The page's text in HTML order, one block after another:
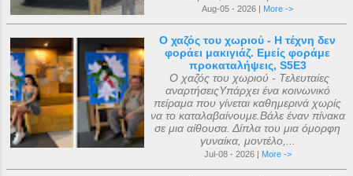
Aug-05 - 2026 | More ->
Ο χαζός του χωριού - Η τέχνη δεν
φοράει μακιγιάζ. Εμείς φοράμε
προκαταλήψεις, S5E3
Ο χαζός του χωριού - Τελευταίες
αναρτήσειςΥπάρχει ένα κοινωνικό
πείραμα που γίνεται καθημερινά χωρίς
να το καταλαβαίνουμε.Βάλε έναν πίνακα
σε μια αίθουσα. Δίπλα του μια όμορφη
γυναίκα, μοντέλο,...
Jul-08 - 2026 | More ->